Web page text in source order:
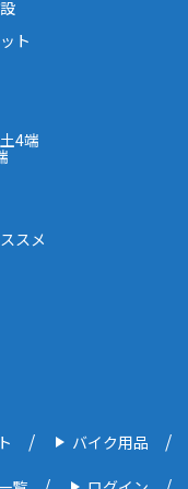
ト
4端
スメ
バイク用品